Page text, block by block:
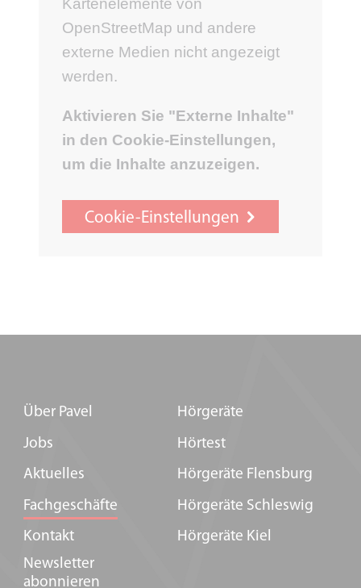
OpenStreetMap und andere
externe Medien nicht angezeigt
werden.
Aktivieren Sie "Externe Inhalte"
in den Cookie-Einstellungen,
um die Inhalte anzuzeigen.
Cookie-Einstellungen
Über Pavel
Jobs
Aktuelles
Fachgeschäfte
Kontakt
Newsletter
abonnieren
Hörgeräte
Hörtest
Hörgeräte Flensburg
Hörgeräte Schleswig
Hörgeräte Kiel